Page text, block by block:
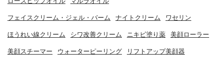
フェイスクリーム・ジェル・バーム ナイトクリーム ワセリン
ほうれい線クリーム シワ改善クリーム ニキビ塗り薬 美顔ローラー
美顔スチーマー ウォーターピーリング リフトアップ美顔器